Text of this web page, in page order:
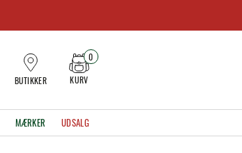
BUTIKKER KURV
0
MÆRKER UDSALG